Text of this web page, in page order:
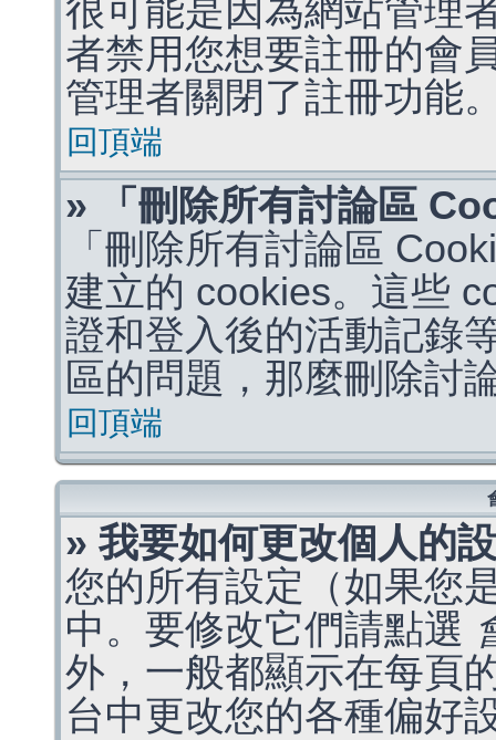
很可能是因為網站管理
者禁用您想要註冊的會
管理者關閉了註冊功能
回頂端
» 「刪除所有討論區
「刪除所有討論區
建立的 cookies。這些
證和登入後的活動記錄
區的問題，那麼刪除討
回頂端
» 我要如何更改個人的
您的所有設定（如果您
中。要修改它們請點選
外，一般都顯示在每頁
台中更改您的各種偏好